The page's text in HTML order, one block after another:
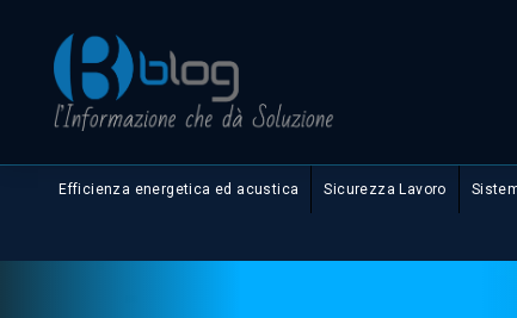
Efficienza energetica ed acustica Sicurezza Lavoro